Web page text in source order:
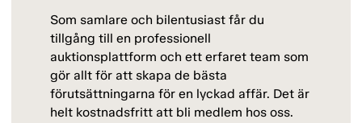
Som samlare och bilentusiast får du
tillgång till en professionell
auktionsplattform och ett erfaret team som
gör allt för att skapa de bästa
förutsättningarna för en lyckad affär. Det är
helt kostnadsfritt att bli medlem hos oss.